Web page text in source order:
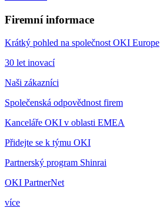
Firemní informace
Krátký pohled na společnost OKI Europe
30 let inovací
Naši zákazníci
Společenská odpovědnost firem
Kanceláře OKI v oblasti EMEA
Přidejte se k týmu OKI
Partnerský program Shinrai
OKI PartnerNet
více